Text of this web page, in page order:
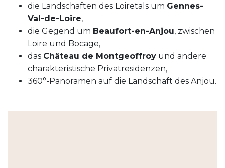
die Landschaften des Loiretals um Gennes-
Val-de-Loire,
die Gegend um Beaufort-en-Anjou, zwischen
Loire und Bocage,
das Château de Montgeoffroy und andere
charakteristische Privatresidenzen,
360°-Panoramen auf die Landschaft des Anjou.